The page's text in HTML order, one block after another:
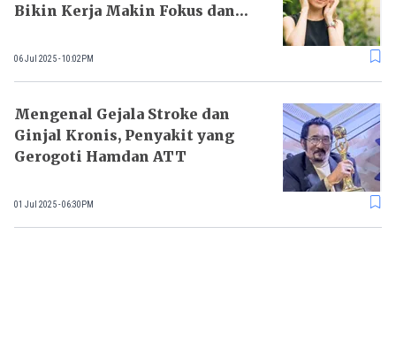
Bikin Kerja Makin Fokus dan
06 Jul 2025 - 10:02PM
Mengenal Gejala Stroke dan
Ginjal Kronis, Penyakit yang
Gerogoti Hamdan ATT
01 Jul 2025 - 06:30PM